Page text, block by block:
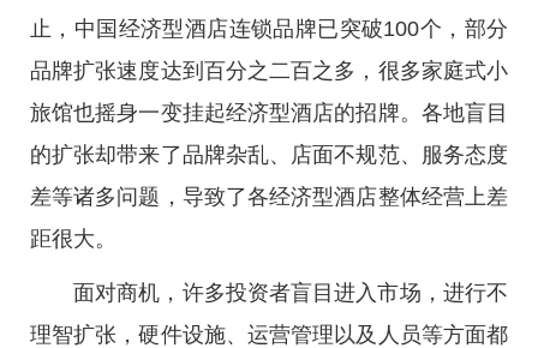
止，中国经济型酒店连锁品牌已突破100个，部分
品牌扩张速度达到百分之二百之多，很多家庭式小
旅馆也摇身一变挂起经济型酒店的招牌。各地盲目
的扩张却带来了品牌杂乱、店面不规范、服务态度
差等诸多问题，导致了各经济型酒店整体经营上差
距很大。
面对商机，许多投资者盲目进入市场，进行不
理智扩张，硬件设施、运营管理以及人员等方面都